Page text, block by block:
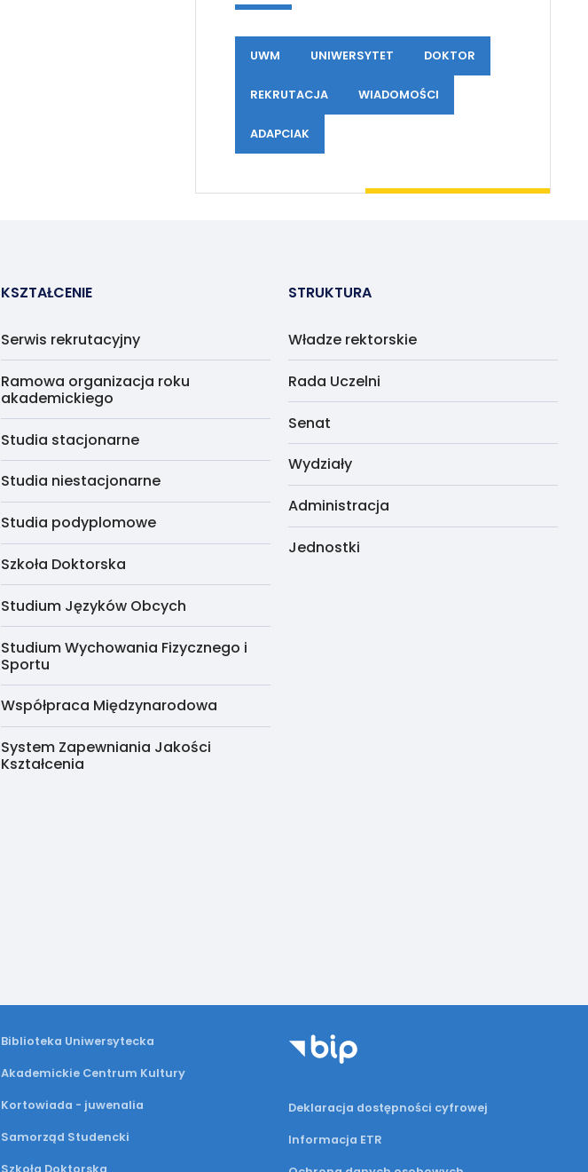
UWM UNIWERSYTET DOKTOR
REKRUTACJA WIADOMOŚCI
ADAPCIAK
KSZTAŁCENIE
Serwis rekrutacyjny
Ramowa organizacja roku
akademickiego
Studia stacjonarne
Studia niestacjonarne
Studia podyplomowe
Szkoła Doktorska
Studium Języków Obcych
Studium Wychowania Fizycznego i
Sportu
Współpraca Międzynarodowa
System Zapewniania Jakości
Kształcenia
STRUKTURA
Władze rektorskie
Rada Uczelni
Senat
Wydziały
Administracja
Jednostki
Biblioteka Uniwersytecka
Akademickie Centrum Kultury
Kortowiada - juwenalia
Samorząd Studencki
Szkoła Doktorska
Deklaracja dostępności cyfrowej
Informacja ETR